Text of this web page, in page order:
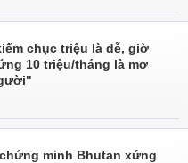
chục triệu là dễ, giờ
10 triệu/tháng là mơ
minh Bhutan xứng